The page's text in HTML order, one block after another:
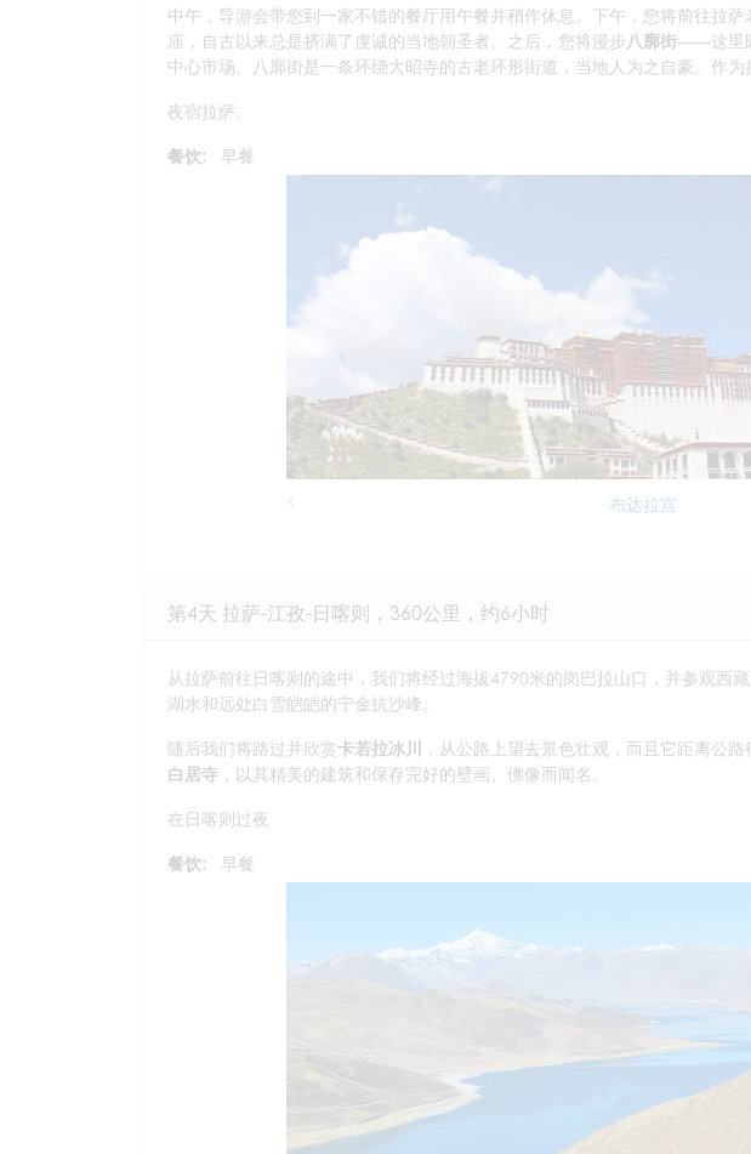
中午，导游会带您到一家不错的餐厅用午餐并稍作休息。下午，您将前往拉萨
庙，自古以来总是挤满了虔诚的当地朝圣者。之后，您将漫步八廓街——这里
中心市场。八廓街是一条环绕大昭寺的古老环形街道，当地人为之自豪。作为
夜宿拉萨。
餐饮: 早餐
布达拉宫
第4天 拉萨-江孜-日喀则，360公里，约6小时
从拉萨前往日喀则的途中，我们将经过海拔4790米的岗巴拉山口，并参观西
湖水和远处白雪皑皑的宁金抗沙峰。
随后我们将路过并欣赏卡若拉冰川
，从公路上望去景色壮观，而且它距离公
白居寺 ，以其精美的建筑和保存完好的壁画、佛像而闻名。
在日喀则过夜
餐饮: 早餐